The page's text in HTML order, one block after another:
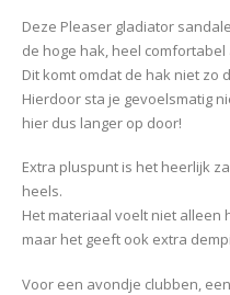
Deze Pleaser gladiator
de hoge hak, heel comfortabel
Dit komt omdat de hak niet zo
Hierdoor sta je gevoelsmatig
hier dus langer op door!
Extra pluspunt is het heerlijk
heels.
Het materiaal voelt niet alleen
maar het geeft ook extra
Voor een avondje clubben,